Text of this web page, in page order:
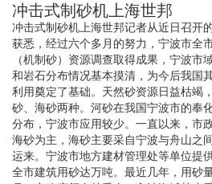
冲击式制砂机上海世邦
冲击式制砂机上海世邦记者从近日召开
获悉，经过六个多月的努力，宁波市全
（机制砂）资源调查取得成果，宁波市
和岩石分布情况基本摸清，为今后我国
利用奠定了基础。天然砂资源日益枯竭
砂、海砂两种。河砂在我国宁波市的奉
分布，宁波市应用较少。一直以来，市
海砂为主，海砂主要采自宁波与舟山之
运来。宁波市地方建材管理处等单位提
全市建筑用砂达万吨。最近几年，用砂